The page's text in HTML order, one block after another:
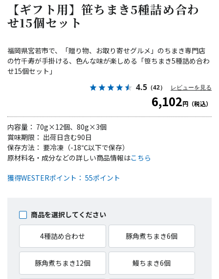
【ギフト用】笹ちまき5種詰め合わ
せ15個セット
福岡県宮若市で、「贈り物、お取り寄せグルメ」のちまき専門店
の竹千寿が手掛ける、色んな味が楽しめる「笹ちまき5種詰め合わ
せ15個セット」
4.5 （42） レビューを見る
6,102円（税込）
内容量： 70g×12個、80g×3個
賞味期限： 出荷日含む90日
保存方法： 要冷凍（-18℃以下で保存）
獲得WESTERポイント： 55ポイント
商品を選択してください
4種詰め合わせ 豚角煮ちまき6個
豚角煮ちまき12個 鰻ちまき6個
原材料名・成分などの詳しい商品情報はこちら